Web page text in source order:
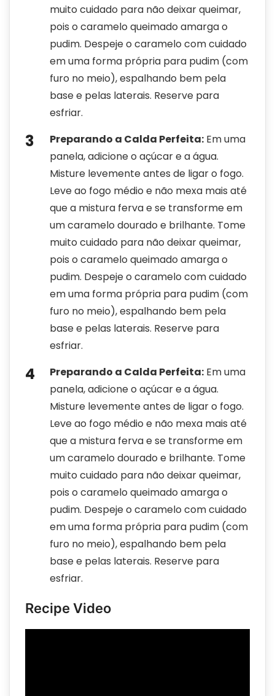
muito cuidado para não deixar queimar,
pois o caramelo queimado amarga o
pudim. Despeje o caramelo com cuidado
em uma forma própria para pudim (com
furo no meio), espalhando bem pela
base e pelas laterais. Reserve para
esfriar.
Preparando a Calda Perfeita: Em uma
panela, adicione o açúcar e a água.
Misture levemente antes de ligar o fogo.
Leve ao fogo médio e não mexa mais até
que a mistura ferva e se transforme em
um caramelo dourado e brilhante. Tome
muito cuidado para não deixar queimar,
pois o caramelo queimado amarga o
pudim. Despeje o caramelo com cuidado
em uma forma própria para pudim (com
furo no meio), espalhando bem pela
base e pelas laterais. Reserve para
esfriar.
Preparando a Calda Perfeita: Em uma
panela, adicione o açúcar e a água.
Misture levemente antes de ligar o fogo.
Leve ao fogo médio e não mexa mais até
que a mistura ferva e se transforme em
um caramelo dourado e brilhante. Tome
muito cuidado para não deixar queimar,
pois o caramelo queimado amarga o
pudim. Despeje o caramelo com cuidado
em uma forma própria para pudim (com
furo no meio), espalhando bem pela
base e pelas laterais. Reserve para
esfriar.
Recipe Video